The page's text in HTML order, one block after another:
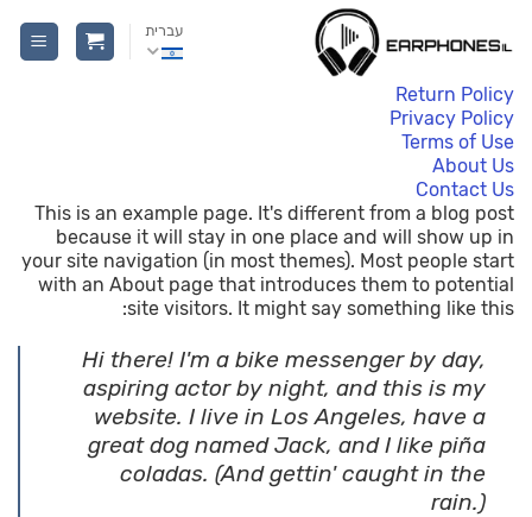
content
עברית
Return Policy
Privacy Policy
Terms of Use
About Us
Contact Us
This is an example page. It's different from a blog post
because it will stay in one place and will show up in
your site navigation (in most themes). Most people start
with an About page that introduces them to potential
site visitors. It might say something like this:
Hi there! I'm a bike messenger by day,
aspiring actor by night, and this is my
website. I live in Los Angeles, have a
great dog named Jack, and I like piña
coladas. (And gettin' caught in the
rain.)